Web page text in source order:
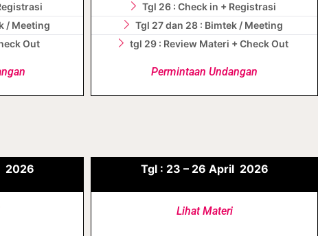
/ Meeting
Out
Tgl 26 : Check in + Registrasi
Tgl 27 dan 28 : Bimtek / Meeting
tgl 29 : Review Materi + Check Out
Permintaan Undangan
2026 Tgl : 23 – 26 April 2026
Lihat Materi